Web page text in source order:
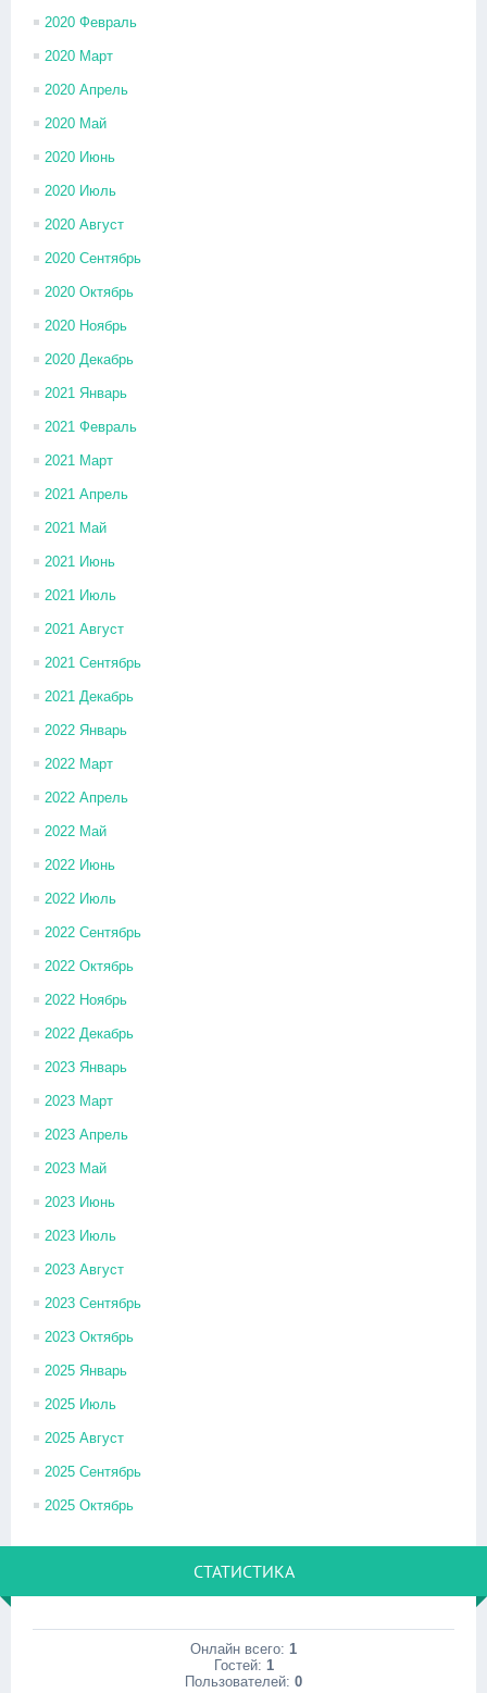
2020 Февраль
2020 Март
2020 Апрель
2020 Май
2020 Июнь
2020 Июль
2020 Август
2020 Сентябрь
2020 Октябрь
2020 Ноябрь
2020 Декабрь
2021 Январь
2021 Февраль
2021 Март
2021 Апрель
2021 Май
2021 Июнь
2021 Июль
2021 Август
2021 Сентябрь
2021 Декабрь
2022 Январь
2022 Март
2022 Апрель
2022 Май
2022 Июнь
2022 Июль
2022 Сентябрь
2022 Октябрь
2022 Ноябрь
2022 Декабрь
2023 Январь
2023 Март
2023 Апрель
2023 Май
2023 Июнь
2023 Июль
2023 Август
2023 Сентябрь
2023 Октябрь
2025 Январь
2025 Июль
2025 Август
2025 Сентябрь
2025 Октябрь
СТАТИСТИКА
Онлайн всего: 1
Гостей: 1
Пользователей: 0